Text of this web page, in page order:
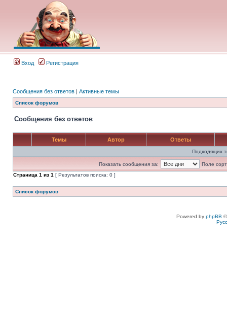
Вход Регистрация
Сообщения без ответов | Активные темы
Список форумов
Сообщения без ответов
Темы Автор Ответы
Подходящих
Показать сообщения за:
Поле
Страница 1 из 1 [ Результатов поиска: 0 ]
Список форумов
Powered by phpBB